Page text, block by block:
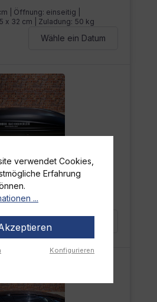
verwendet Cookies,
Erfahrung
...
Konfigurieren